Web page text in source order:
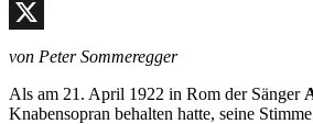
Facebook
von Peter Sommeregger
Als am 21. April 1922 in Rom der Sänger
Knabensopran behalten hatte, seine